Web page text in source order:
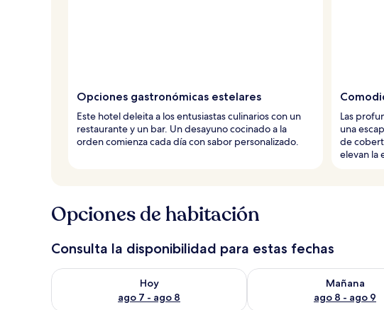
Opciones gastronómicas estelares
Este hotel deleita a los entusiastas culinarios con un
restaurante y un bar. Un desayuno cocinado a la
orden comienza cada día con sabor personalizado.
Las
una
de
elevan la
Opciones de habitación
Consulta la disponibilidad para estas fechas
Hoy
ago 7 - ago 8
Consulta la disponibilidad para hoy ago 7 - ago 8
Mañana
ago 8 - ago 9
Consulta la disponibilidad